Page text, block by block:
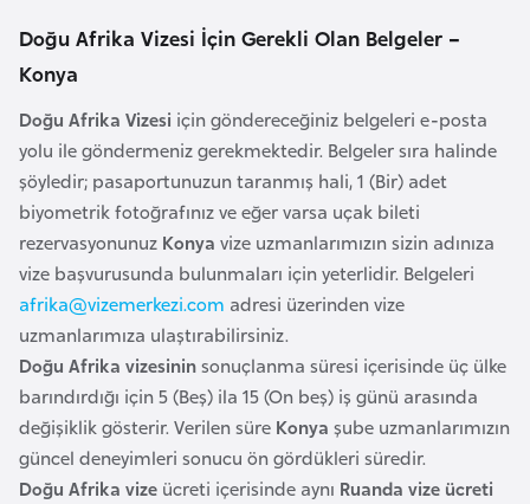
Doğu Afrika Vizesi İçin Gerekli Olan Belgeler –
Konya
Doğu Afrika Vizesi için göndereceğiniz belgeleri e-posta
yolu ile göndermeniz gerekmektedir. Belgeler sıra halinde
şöyledir; pasaportunuzun taranmış hali, 1 (Bir) adet
biyometrik fotoğrafınız ve eğer varsa uçak bileti
rezervasyonunuz Konya vize uzmanlarımızın sizin adınıza
vize başvurusunda bulunmaları için yeterlidir. Belgeleri
afrika@vizemerkezi.com adresi üzerinden vize
uzmanlarımıza ulaştırabilirsiniz.
Doğu Afrika vizesininsonuçlanma süresi içerisinde üç ülke
barındırdığı için 5 (Beş) ila 15 (On beş) iş günü arasında
değişiklik gösterir. Verilen süre Konya şube uzmanlarımızın
güncel deneyimleri sonucu ön gördükleri süredir.
Doğu Afrika vize ücreti içerisinde aynı Ruanda vize ücreti
D
e
m
o
k
r
a
K
o
n
g
o